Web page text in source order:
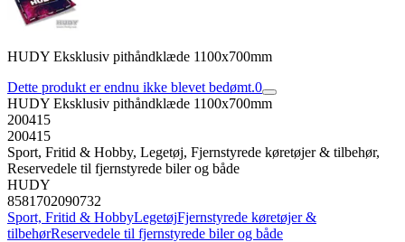
HUDY Eksklusiv pithåndklæde 1100x700mm
Dette produkt er endnu ikke blevet bedømt.0
HUDY Eksklusiv pithåndklæde 1100x700mm
200415
200415
Sport, Fritid & Hobby, Legetøj, Fjernstyrede køretøjer & tilbehør,
Reservedele til fjernstyrede biler og både
HUDY
8581702090732
Sport, Fritid & HobbyLegetøjFjernstyrede køretøjer &
tilbehørReservedele til fjernstyrede biler og både